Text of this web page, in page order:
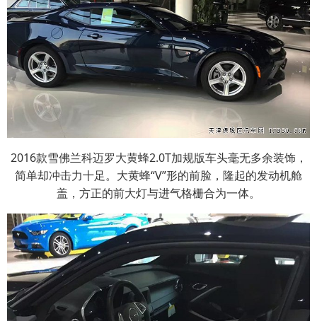
2016款雪佛兰科迈罗大黄蜂2.0T加规版车头毫无多余装饰，
简单却冲击力十足。大黄蜂“V”形的前脸，隆起的发动机舱
盖，方正的前大灯与进气格栅合为一体。